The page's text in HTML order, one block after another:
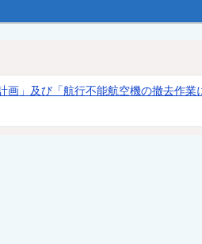
画」及び「航行不能航空機の撤去作